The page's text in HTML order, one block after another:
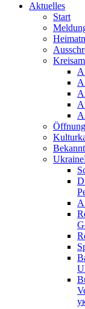
Aktuelles
Start